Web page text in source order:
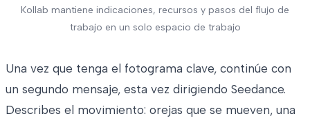
Kollab mantiene indicaciones, recursos y pasos del flujo de
trabajo en un solo espacio de trabajo
Una vez que tenga el fotograma clave, continúe con
un segundo mensaje, esta vez dirigiendo Seedance.
Describes el movimiento: orejas que se mueven, una